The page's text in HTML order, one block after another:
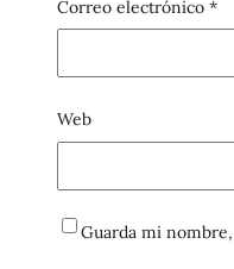
Correo electrónico *
Web
Guarda mi